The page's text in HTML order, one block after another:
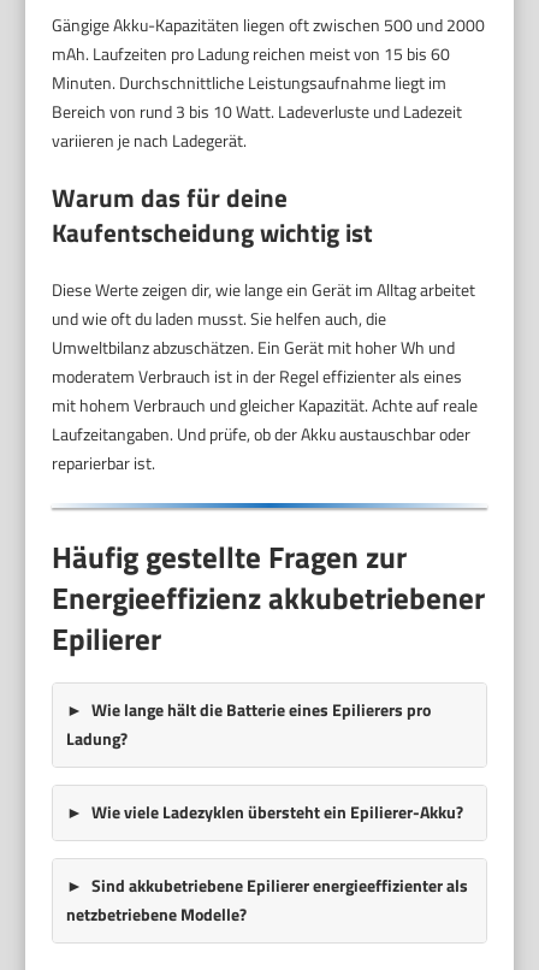
Gängige Akku-Kapazitäten liegen oft zwischen 500 und 2000
mAh. Laufzeiten pro Ladung reichen meist von 15 bis 60
Minuten. Durchschnittliche Leistungsaufnahme liegt im
Bereich von rund 3 bis 10 Watt. Ladeverluste und Ladezeit
variieren je nach Ladegerät.
Warum das für deine
Kaufentscheidung wichtig ist
Diese Werte zeigen dir, wie lange ein Gerät im Alltag arbeitet
und wie oft du laden musst. Sie helfen auch, die
Umweltbilanz abzuschätzen. Ein Gerät mit hoher Wh und
moderatem Verbrauch ist in der Regel effizienter als eines
mit hohem Verbrauch und gleicher Kapazität. Achte auf reale
Laufzeitangaben. Und prüfe, ob der Akku austauschbar oder
reparierbar ist.
Häufig gestellte Fragen zur
Energieeffizienz akkubetriebener
Epilierer
Wie lange hält die Batterie eines Epilierers pro
Ladung?
Wie viele Ladezyklen übersteht ein Epilierer-Akku?
Sind akkubetriebene Epilierer energieeffizienter als
netzbetriebene Modelle?